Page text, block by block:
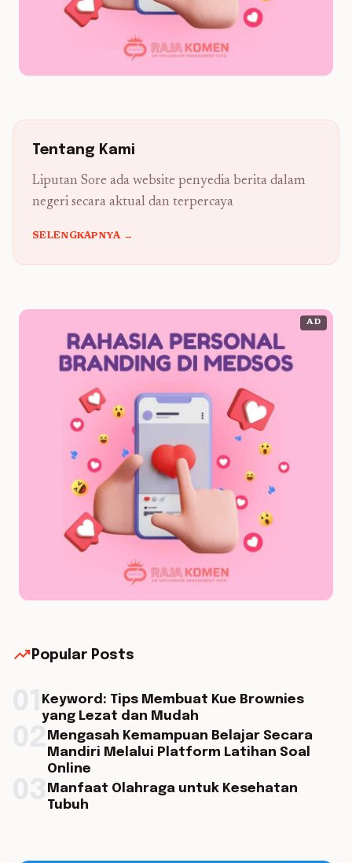
Tentang Kami
Liputan Sore ada website penyedia berita dalam
negeri secara aktual dan terpercaya
SELENGKAPNYA →
AD
trending_up Popular Posts
Keyword: Tips Membuat Kue Brownies
yang Lezat dan Mudah
Mengasah Kemampuan Belajar Secara
Mandiri Melalui Platform Latihan Soal
Online
Manfaat Olahraga untuk Kesehatan
Tubuh